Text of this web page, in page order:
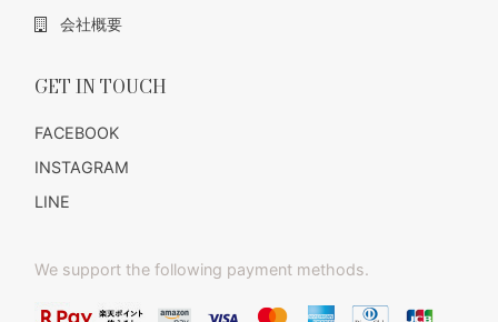
会社概要
GET IN TOUCH
FACEBOOK
INSTAGRAM
LINE
We support the following payment methods.